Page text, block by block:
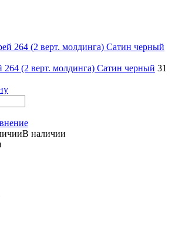
264 (2 верт. молдинга) Сатин черный 31
В наличии